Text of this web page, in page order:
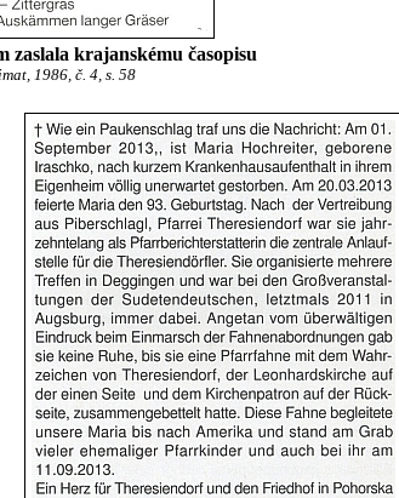
zaslala krajanskému časopisu
1986, č. 4, s. 58